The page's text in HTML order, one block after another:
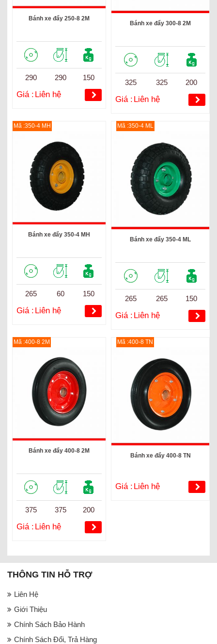
Bánh xe đẩy 250-8 2M
290 290 150
Giá : Liên hệ
Bánh xe đẩy 300-8 2M
325 325 200
Giá : Liên hệ
Mã :350-4 MH
Bánh xe đẩy 350-4 MH
265 60 150
Giá : Liên hệ
Mã :350-4 ML
Bánh xe đẩy 350-4 ML
265 265 150
Giá : Liên hệ
Mã :400-8 2M
Bánh xe đẩy 400-8 2M
375 375 200
Giá : Liên hệ
Mã :400-8 TN
Bánh xe đẩy 400-8 TN
Giá : Liên hệ
THÔNG TIN HỖ TRỢ
Liên Hệ
Giới Thiệu
Chính Sách Bảo Hành
Chính Sách Đổi, Trả Hàng